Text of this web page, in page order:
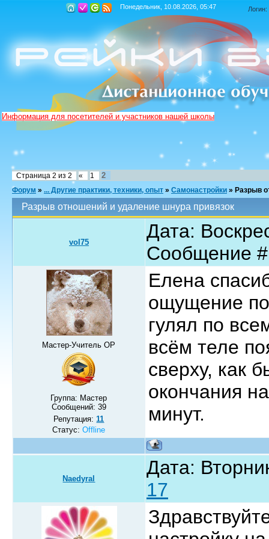
Понедельник, 10.08.2026, 05:47 Логин:
Информация для посетителей и участников нашей школы
Страница 2 из 2 « 1 2
Форум » ... Другие практики, техники, опыт » Самонастройки » Разрыв
Разрыв отношений и удаление шнура привязок
vol75
Дата:
Сообщение
Мастер-Учитель ОР
Группа: Мастер
Сообщений: 39
Репутация:11
Статус:Offline
Елена
ощущение
гулял по
всём теле
сверху, как
окончания
минут.
Naedyral
Дата:
17